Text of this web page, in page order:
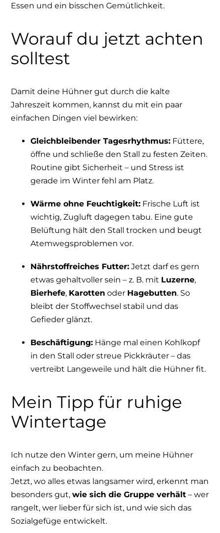
Essen und ein bisschen Gemütlichkeit.
Worauf du jetzt achten
solltest
Damit deine Hühner gut durch die kalte
Jahreszeit kommen, kannst du mit ein paar
einfachen Dingen viel bewirken:
Gleichbleibender Tagesrhythmus: Füttere,
öffne und schließe den Stall zu festen Zeiten.
Routine gibt Sicherheit – und Stress ist
gerade im Winter fehl am Platz.
Wärme ohne Feuchtigkeit: Frische Luft ist
wichtig, Zugluft dagegen tabu. Eine gute
Belüftung hält den Stall trocken und beugt
Atemwegsproblemen vor.
Nährstoffreiches Futter: Jetzt darf es gern
etwas gehaltvoller sein – z. B. mit Luzerne,
Bierhefe, Karotten oder Hagebutten. So
bleibt der Stoffwechsel stabil und das
Gefieder glänzt.
Beschäftigung: Hänge mal einen Kohlkopf
in den Stall oder streue Pickkräuter – das
vertreibt Langeweile und hält die Hühner fit.
Mein Tipp für ruhige
Wintertage
Ich nutze den Winter gern, um meine Hühner
einfach zu beobachten.
Jetzt, wo alles etwas langsamer wird, erkennt man
besonders gut,wie sich die Gruppe verhält – wer
rangelt, wer lieber für sich ist, und wie sich das
Sozialgefüge entwickelt.